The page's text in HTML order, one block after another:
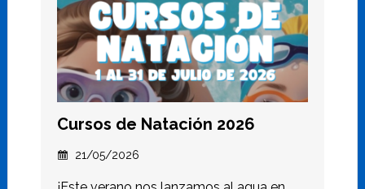
Cursos de Natación 2026
21/05/2026